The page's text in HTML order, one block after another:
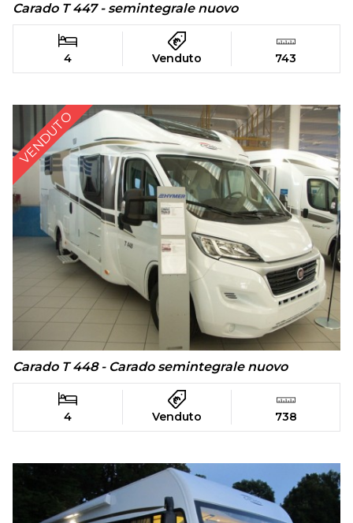
Carado T 447 - semintegrale nuovo
4 Venduto 743
VENDUTO
Carado T 448 - Carado semintegrale nuovo
4 Venduto 738